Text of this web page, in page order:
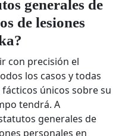
generales de
de lesiones
con precisión el
los casos y todas
únicos sobre su
tendrá. A
generales de
personales en